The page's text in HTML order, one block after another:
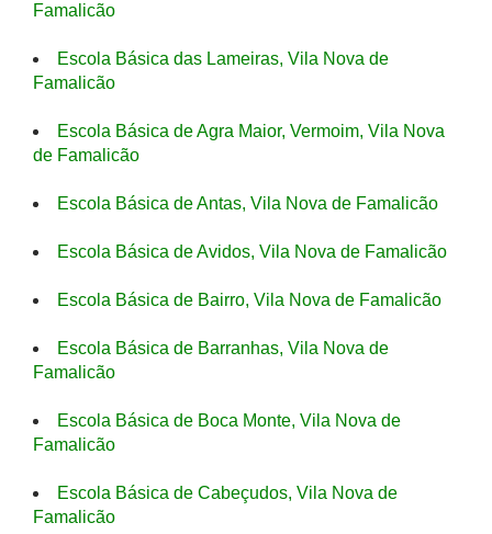
Famalicão
Escola Básica das Lameiras, Vila Nova de
Famalicão
Escola Básica de Agra Maior, Vermoim, Vila Nova
de Famalicão
Escola Básica de Antas, Vila Nova de Famalicão
Escola Básica de Avidos, Vila Nova de Famalicão
Escola Básica de Bairro, Vila Nova de Famalicão
Escola Básica de Barranhas, Vila Nova de
Famalicão
Escola Básica de Boca Monte, Vila Nova de
Famalicão
Escola Básica de Cabeçudos, Vila Nova de
Famalicão